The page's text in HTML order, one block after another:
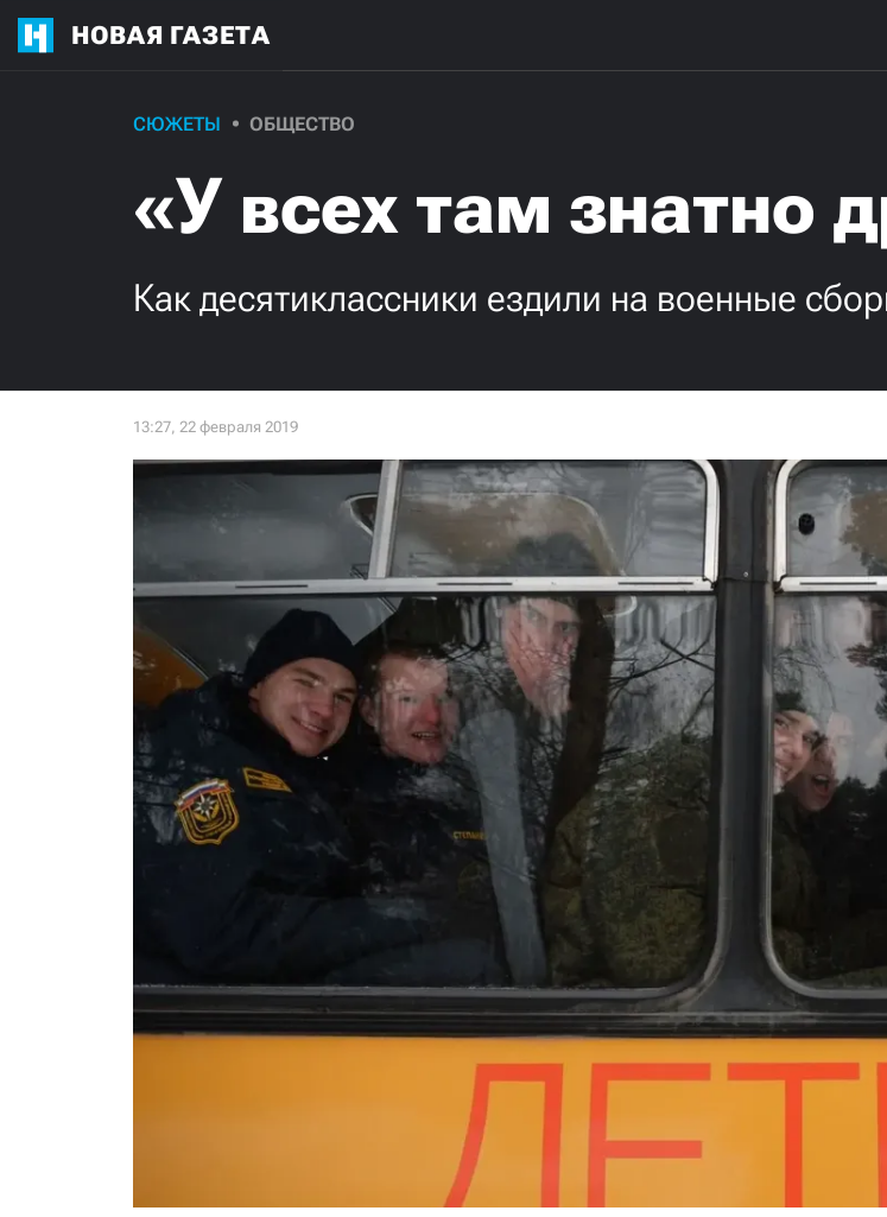
НОВАЯ ГАЗЕТА
СЮЖЕТЫ ОБЩЕСТВО
«У всех там знатно
Как десятиклассники ездили на военные